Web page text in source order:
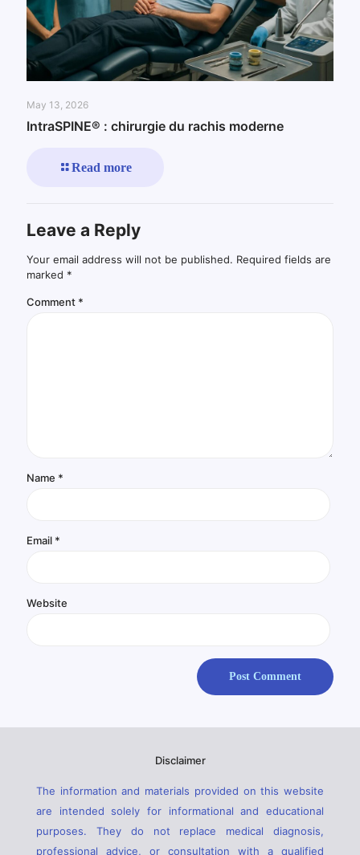
May 13, 2026
IntraSPINE® : chirurgie du rachis moderne
Read more
Leave a Reply
Your email address will not be published. Required fields are
marked *
Comment *
Name *
Email *
Website
Disclaimer
The information and materials provided on this website
are intended solely for informational and educational
purposes. They do not replace medical diagnosis,
professional advice, or consultation with a qualified